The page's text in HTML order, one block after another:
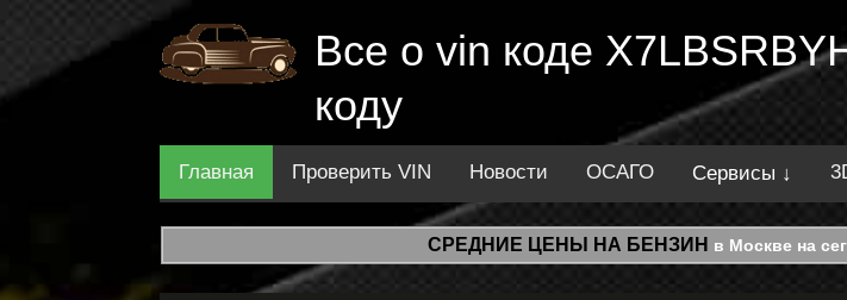
Все о vin коде
коду
Главная Проверить VIN Новости ОСАГО Сервисы ↓
СРЕДНИЕ ЦЕНЫ НА БЕНЗИН в Москве на